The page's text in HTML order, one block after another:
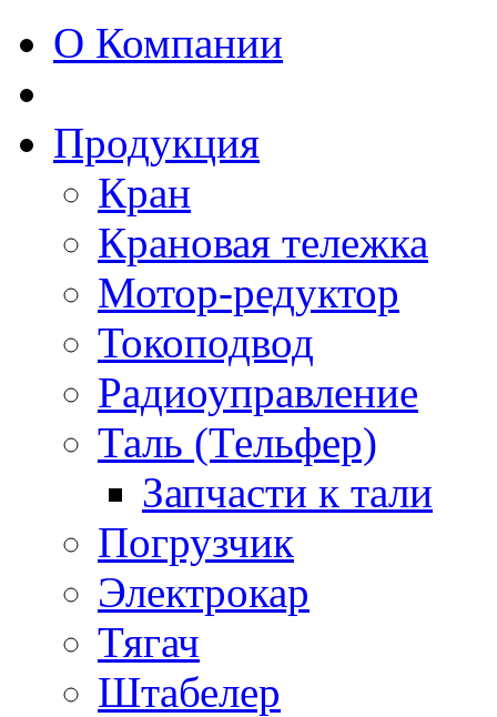
О Компании
Продукция
Кран
Крановая тележка
Мотор-редуктор
Токоподвод
Радиоуправление
Таль (Тельфер)
Запчасти к тали
Погрузчик
Электрокар
Тягач
Штабелер